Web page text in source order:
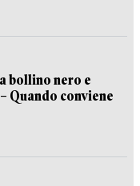
bollino nero e
Quando conviene